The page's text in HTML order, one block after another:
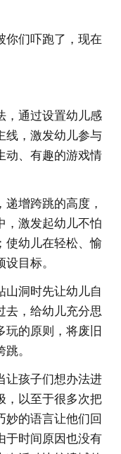
你们吓跑了，现在
，通过设置幼儿感
线，激发幼儿参与
动、有趣的游戏情
增跨跳的高度，
，激发起幼儿不怕
使幼儿在轻松、愉
目标。
山洞时先让幼儿自
去，给幼儿充分思
玩的原则，将废旧
。
让孩子们想办法进
，以至于很多次把
妙的语言让他们回
于时间原因也没有